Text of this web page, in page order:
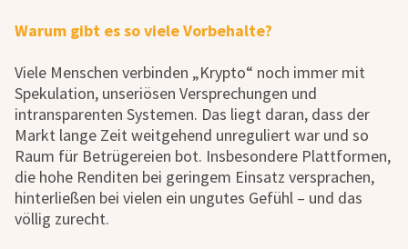
Warum gibt es so viele Vorbehalte?
Viele Menschen verbinden „Krypto“ noch immer mit
Spekulation, unseriösen Versprechungen und
intransparenten Systemen. Das liegt daran, dass der
Markt lange Zeit weitgehend unreguliert war und so
Raum für Betrügereien bot. Insbesondere Plattformen,
die hohe Renditen bei geringem Einsatz versprachen,
hinterließen bei vielen ein ungutes Gefühl – und das
völlig zurecht.